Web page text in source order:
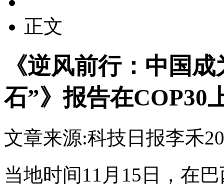
正文
《逆风前行：中国
石”》报告在COP30
文章来源:科技日报李禾
当地时间11月15日，在